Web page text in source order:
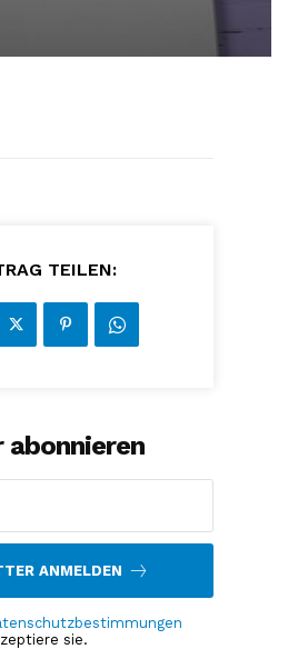
TEILEN:
ANMELDEN
sie.